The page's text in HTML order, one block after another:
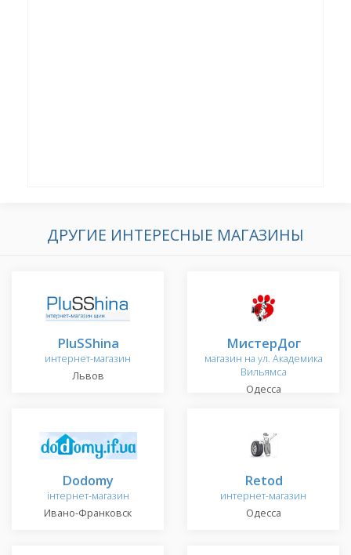
ДРУГИЕ ИНТЕРЕСНЫЕ МАГАЗИНЫ
PluSShina
интернет-магазин
Львов
МистерДог
магазин на ул. Академика
Вильямса
Одесса
Dodomy
інтернет-магазин
Ивано-Франковск
Retod
интернет-магазин
Одесса